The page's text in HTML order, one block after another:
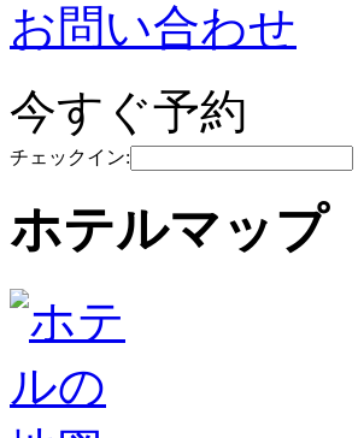
お問い合わせ
今すぐ予約
チェックイン:
ホテルマップ